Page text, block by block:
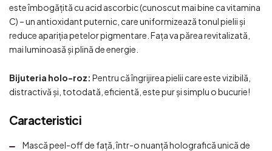
este îmbogățită cu acid ascorbic (cunoscut mai bine ca vitamina
C) – un antioxidant puternic, care uniformizează tonul pielii și
reduce apariția petelor pigmentare. Fața va părea revitalizată,
mai luminoasă și plină de energie.
Bijuteria holo-roz: Pentru că îngrijirea pielii care este vizibilă,
distractivă și, totodată, eficientă, este pur și simplu o bucurie!
Caracteristici
Mască peel-off de față, într-o nuanță holografică unică de